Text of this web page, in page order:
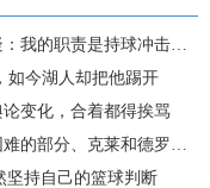
的职责是持球冲击禁区
如今湖人却把他踢开
变化，合着都得挨骂
部分、克莱和德罗赞！
坚持自己的篮球判断